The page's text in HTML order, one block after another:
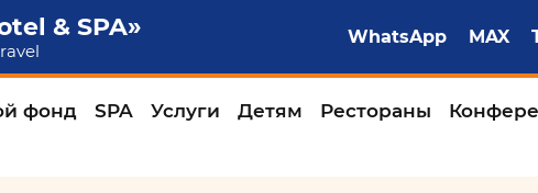
& SPA» WhatsApp MAX
фонд SPA Услуги Детям Рестораны